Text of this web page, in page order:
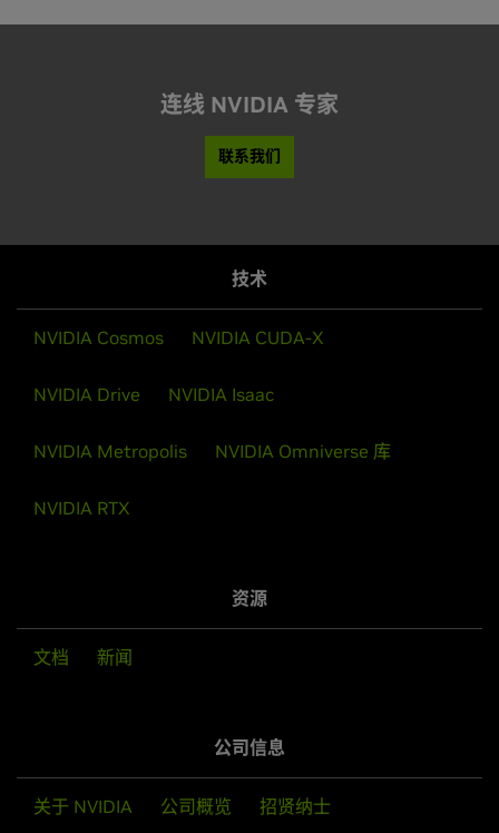
连线 NVIDIA 专家
联系我们
技术
NVIDIA Cosmos NVIDIA CUDA-X
NVIDIA Drive NVIDIA Isaac
NVIDIA Metropolis NVIDIA Omniverse 库
NVIDIA RTX
资源
文档 新闻
公司信息
关于 NVIDIA 公司概览 招贤纳士